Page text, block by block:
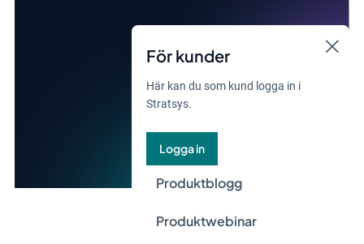
För kunder
Här kan du som kund logga in i
Stratsys.
Logga in
Produktblogg
Produktwebinar